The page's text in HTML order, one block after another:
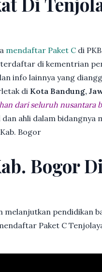
mendaftar Paket C di
di kementrian
info lainnya yang
di Kota Bandung,
dari seluruh nusantara
ahli dalam bidangnya
Bogor
Bogor
melanjutkan pendidikan
Paket C